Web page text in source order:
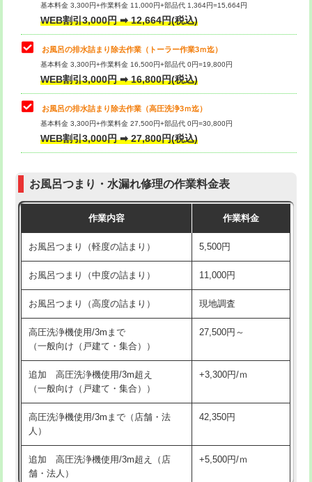
トイレ便器脱着
タンクレストイレ脱着 33,000円
小便器トイレ脱着
その他部品の脱着 8,800円～
交換・取付（タンク）
交換・取付（普通便座） 11,000円+材料費
交換・取付（温水洗浄便座） 16,500円+材料費
交換・取付(単水栓（壁付・デッキ
式）)
13,200円+材料費
交換・取付(混合水栓（壁付・デッキ
式・ワンホール）)
16,500円+材料費
交換・取付(排水栓・排水トラップ
（P/S/ポップアップ））
22,000円+材料費
交換・取付（その他部品） 11,000円+材料費
持込商品取付（単水栓） 13,200円
持込商品取付（混合水栓）
持込商品取付（浄水器・分岐水栓） 16,500円
基本料金 3,300円+作業料金 11,000円+部品代 1,364円=15,664円
WEB割引3,000円 ➡ 12,664円(税込)
お風呂の排水詰まり除去作業（トーラー作業3ｍ迄）
基本料金 3,300円+作業料金 16,500円+部品代 0円=19,800円
WEB割引3,000円 ➡ 16,800円(税込)
お風呂の排水詰まり除去作業（高圧洗浄3ｍ迄）
基本料金 3,300円+作業料金 27,500円+部品代 0円=30,800円
WEB割引3,000円 ➡ 27,800円(税込)
お風呂つまり・水漏れ修理の作業料金表
作業内容 作業料金
お風呂つまり（軽度の詰まり） 5,500円
お風呂つまり（中度の詰まり） 11,000円
お風呂つまり（高度の詰まり） 現地調査
高圧洗浄機使用/3mまで
（一般向け（戸建て・集合））
27,500円～
追加 高圧洗浄機使用/3m超え
（一般向け（戸建て・集合））
+3,300円/ｍ
高圧洗浄機使用/3mまで（店舗・法
人）
42,350円
追加 高圧洗浄機使用/3m超え（店
舗・法人）
+5,500円/ｍ